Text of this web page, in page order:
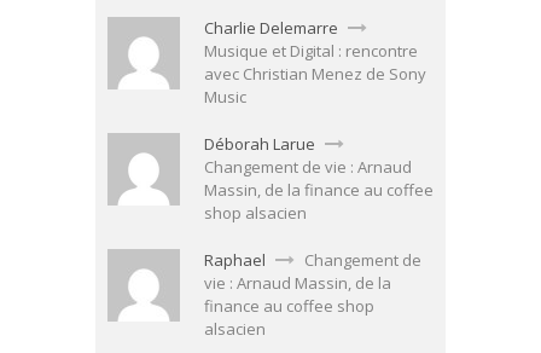
Charlie Delemarre
Musique et Digital : rencontre
avec Christian Menez de Sony
Music
Déborah Larue
Changement de vie : Arnaud
Massin, de la finance au coffee
shop alsacien
Raphael
Changement de
vie : Arnaud Massin, de la
finance au coffee shop
alsacien